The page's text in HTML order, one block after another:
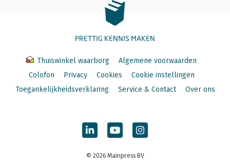
PRETTIG KENNIS MAKEN
Thuiswinkel waarborg
Algemene voorwaarden
Colofon
Privacy Cookies
Cookie instellingen
Toegankelijkheidsverklaring
Service & Contact Over ons
© 2026 Mainpress BV